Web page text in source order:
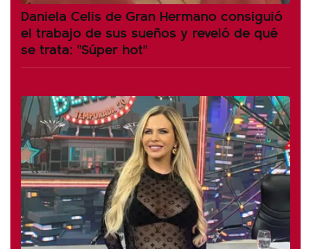
Daniela Celis de Gran Hermano consiguió
el trabajo de sus sueños y reveló de qué
se trata: "Súper hot"